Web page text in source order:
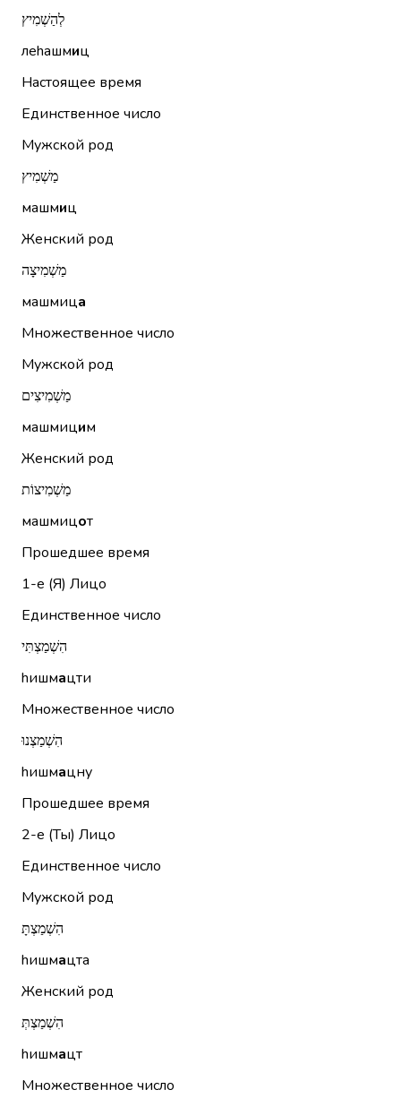
לְהַשְׁמִיץ
леhашмиц
Настоящее время
Единственное число
Мужской род
מַשְׁמִיץ
машмиц
Женский род
מַשְׁמִיצָה
машмица
Множественное число
Мужской род
מַשְׁמִיצִים
машмицим
Женский род
מַשְׁמִיצוֹת
машмицот
Прошедшее время
1-е (Я) Лицо
Единственное число
הִשְׁמַצְתִּי
hишмацти
Множественное число
הִשְׁמַצְנוּ
hишмацну
Прошедшее время
2-е (Ты) Лицо
Единственное число
Мужской род
הִשְׁמַצְתָּ
hишмацта
Женский род
הִשְׁמַצְתְּ
hишмацт
Множественное число